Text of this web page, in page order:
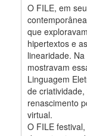
O FILE, em
que
hipertextos e
linearidade.
mostravam
Linguagem
de
renascimento
virtual.
O FILE